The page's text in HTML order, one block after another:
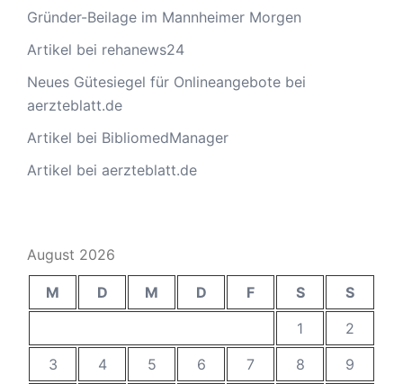
Gründer-Beilage im Mannheimer Morgen
Artikel bei rehanews24
Neues Gütesiegel für Onlineangebote bei
aerzteblatt.de
Artikel bei BibliomedManager
Artikel bei aerzteblatt.de
August 2026
M D M D F S
S
1
2
3
4 5 6 7 8
9